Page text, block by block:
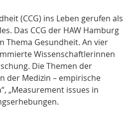
(CCG) ins Leben gerufen als
Das CCG der HAW Hamburg
Thema Gesundheit. An vier
Wissenschaftlerinnen
Die Themen der
der Medizin – empirische
„Measurement issues in